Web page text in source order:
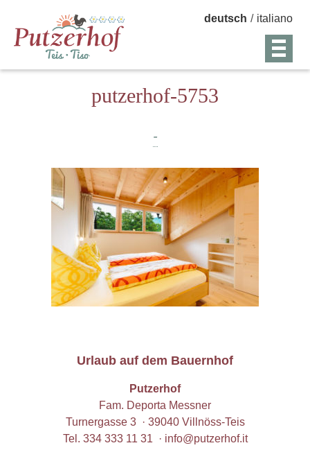
deutsch / italiano
putzerhof-5753
-
Urlaub auf dem Bauernhof
Putzerhof
Fam. Deporta Messner
Turnergasse 3 · 39040 Villnöss-Teis
Tel. 334 333 11 31 · info@putzerhof.it